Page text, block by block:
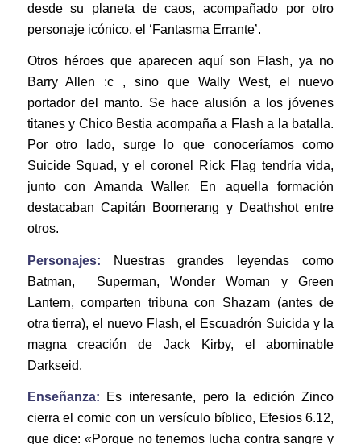
desde su planeta de caos, acompañado por otro
personaje icónico, el ‘Fantasma Errante’.
Otros héroes que aparecen aquí son Flash, ya no
Barry Allen :c , sino que Wally West, el nuevo
portador del manto. Se hace alusión a los jóvenes
titanes y Chico Bestia acompaña a Flash a la batalla.
Por otro lado, surge lo que conoceríamos como
Suicide Squad, y el coronel Rick Flag tendría vida,
junto con Amanda Waller. En aquella formación
destacaban Capitán Boomerang y Deathshot entre
otros.
Personajes:
Nuestras grandes leyendas como
Batman, Superman, Wonder Woman y Green
Lantern, comparten tribuna con Shazam (antes de
otra tierra), el nuevo Flash, el Escuadrón Suicida y la
magna creación de Jack Kirby, el abominable
Darkseid.
Enseñanza:
Es interesante, pero la edición Zinco
cierra el comic con un versículo bíblico, Efesios 6.12,
que dice: «Porque no tenemos lucha contra sangre y